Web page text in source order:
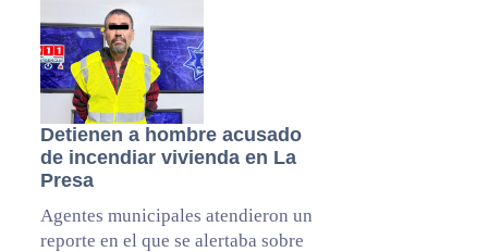
Detienen a hombre acusado
de incendiar vivienda en La
Presa
Agentes municipales atendieron un
reporte en el que se alertaba sobre